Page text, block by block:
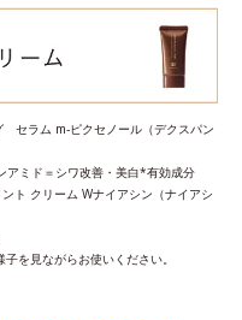
ラム m‐ピクセノール（デクスパン
ミド＝シワ改善・美白*有効成分
ト クリーム Wナイアシン（ナイアシ
を見ながらお使いください。